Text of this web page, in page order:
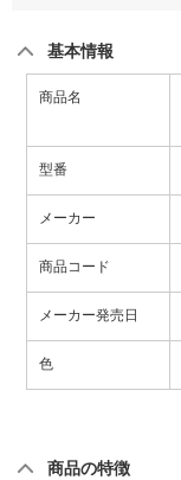
基本情報
商品名
型番
メーカー
商品コード
メーカー発売日
色
商品の特徴